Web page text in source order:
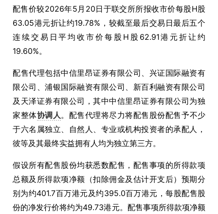
配售价较2026年5月20日于联交所所报收市价每股H股
63.05港元折让约19.78%，较截至最后交易日最后五个
连续交易日平均收市价每股H股62.91港元折让约
19.60%。
配售代理包括中信里昂证券有限公司、兴证国际融资有
限公司、浦银国际融资有限公司、新百利融资有限公司
及天泽证券有限公司，其中中信里昂证券有限公司为独
家整体协调人。配售代理将尽力将配售股份配售予不少
于六名属独立、自然人、专业或机构投资者的承配人，
彼等及其最终实益拥有人均为独立第三方。
假设所有配售股份均获悉数配售，配售事项的所得款项
总额及所得款项净额（扣除佣金及估计开支后）预期分
别为约401.7百万港元及约395.0百万港元，每股配售股
份的净发行价将约为49.73港元。配售事项所得款项净额